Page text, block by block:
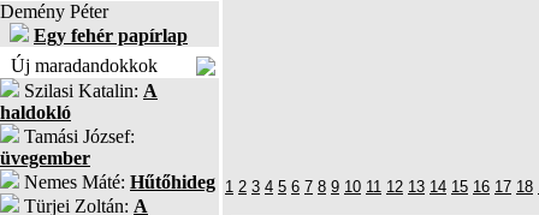
Demény Péter
Egy fehér papírlap
Új maradandokkok
Szilasi Katalin: A
haldokló
Tamási József:
üvegember
Nemes Máté: Hűtőhideg
Türjei Zoltán: A
1 2 3 4 5 6 7 8 9 10 11 12 13 14 15 16 17 18